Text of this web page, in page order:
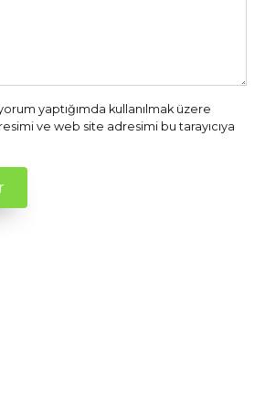
yaptığımda kullanılmak üzere
ve web site adresimi bu tarayıcıya